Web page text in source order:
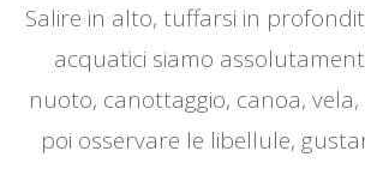
Salire in alto, tuffarsi in
acquatici siamo
nuoto, canottaggio, canoa,
poi osservare le libellule,